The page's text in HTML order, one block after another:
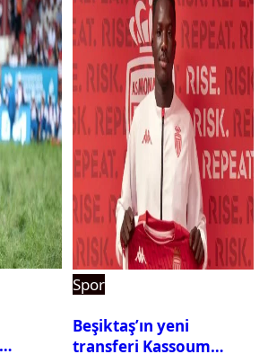
Spor
Beşiktaş’ın yeni
transferi Kassoum